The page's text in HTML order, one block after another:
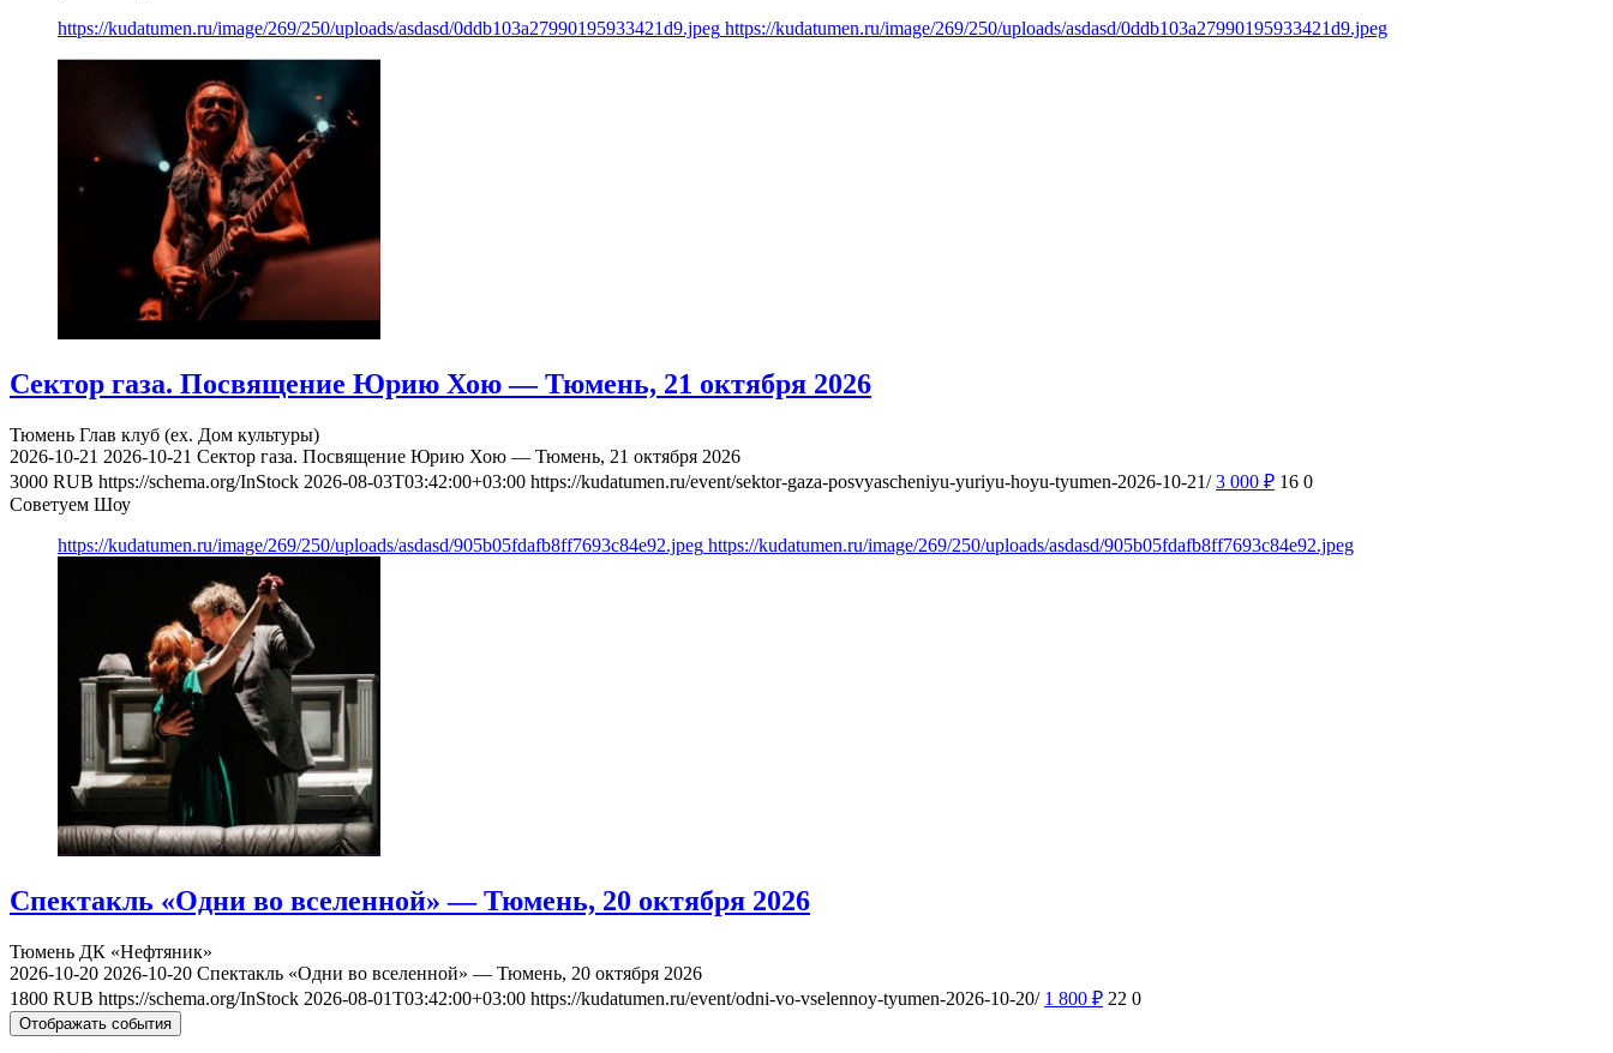
https://kudatumen.ru/image/269/250/uploads/asdasd/0ddb103a27990195933421d9.jpeg https://kudatumen.ru/image/269/250/uploads/asdasd/0ddb103a27990195933421d9.jpeg
Сектор газа. Посвящение Юрию Хою — Тюмень, 21 октября 2026
Тюмень Глав клуб (ex. Дом культуры)
2026-10-21 2026-10-21 Сектор газа. Посвящение Юрию Хою — Тюмень, 21 октября 2026
3000 RUB https://schema.org/InStock 2026-08-03T03:42:00+03:00 https://kudatumen.ru/event/sektor-gaza-posvyascheniyu-yuriyu-hoyu-tyumen-2026-10-21/ 3 000 ₽ 16 0
Советуем Шоу
https://kudatumen.ru/image/269/250/uploads/asdasd/905b05fdafb8ff7693c84e92.jpeg https://kudatumen.ru/image/269/250/uploads/asdasd/905b05fdafb8ff7693c84e92.jpeg
Спектакль «Одни во вселенной» — Тюмень, 20 октября 2026
Тюмень ДК «Нефтяник»
2026-10-20 2026-10-20 Спектакль «Одни во вселенной» — Тюмень, 20 октября 2026
1800 RUB https://schema.org/InStock 2026-08-01T03:42:00+03:00 https://kudatumen.ru/event/odni-vo-vselennoy-tyumen-2026-10-20/ 1 800 ₽ 22 0
Отображать события